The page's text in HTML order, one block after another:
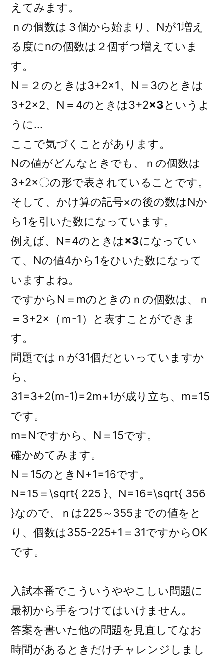
えてみます。
ｎの個数は３個から始まり、Nが1増え
る度にnの個数は２個ずつ増えていま
す。
N＝２のときは3+2×1、N＝3のときは
3+2×2、N＝4のときは3+2×3というよ
うに…
ここで気づくことがあります。
Nの値がどんなときでも、ｎの個数は
3+2×〇の形で表されていることです。
そして、かけ算の記号×の後の数はNか
ら1を引いた数になっています。
例えば、N=4のときは×3になってい
て、Nの値4から1をひいた数になって
いますよね。
ですからN＝mのときのｎの個数は、ｎ
＝3+2×（ｍ-1）と表すことができま
す。
問題ではｎが31個だといっていますか
ら、
31=3+2(m-1)=2m+1が成り立ち、m=15
です。
m=Nですから、N＝15です。
確かめてみます。
N＝15のときN+1=16です。
N=15＝\sqrt{ 225 }、N=16=\sqrt{ 356
}なので、ｎは225～355までの値をと
り、個数は355-225+1＝31ですからOK
です。
入試本番でこういうややこしい問題に
最初から手をつけてはいけません。
答案を書いた他の問題を見直してなお
時間があるときだけチャレンジしまし